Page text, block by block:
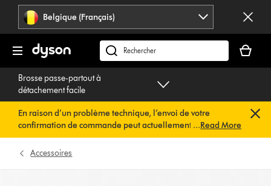
Sauter
pages
Belgique (Français)
Rechercher
des
panier
est
Brosse passe-partout à
détachement facile
En raison d’un problème technique, l’envoi de votre
confirmation de commande peut actuellement être
retardé. Nous travaillons déjà à une solution rapide.Vous
n’avez rien à faire de votre côté. Votre confirmation de
...Read More
Accessoires